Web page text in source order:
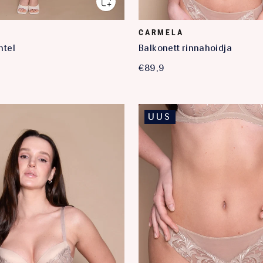
CARMELA
Balkonett rinnahoidja
€89,9
UUS